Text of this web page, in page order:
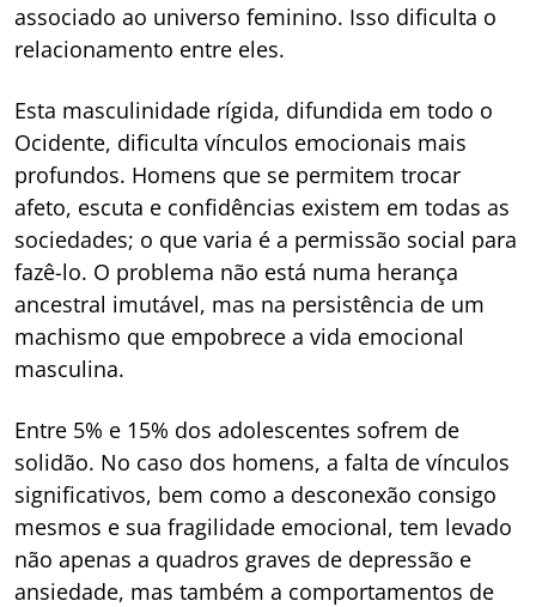
associado ao universo feminino. Isso dificulta o
relacionamento entre eles.
Esta masculinidade rígida, difundida em todo o
Ocidente, dificulta vínculos emocionais mais
profundos. Homens que se permitem trocar
afeto, escuta e confidências existem em todas as
sociedades; o que varia é a permissão social para
fazê-lo. O problema não está numa herança
ancestral imutável, mas na persistência de um
machismo que empobrece a vida emocional
masculina.
Entre 5% e 15% dos adolescentes sofrem de
solidão. No caso dos homens, a falta de vínculos
significativos, bem como a desconexão consigo
mesmos e sua fragilidade emocional, tem levado
não apenas a quadros graves de depressão e
ansiedade, mas também a comportamentos de